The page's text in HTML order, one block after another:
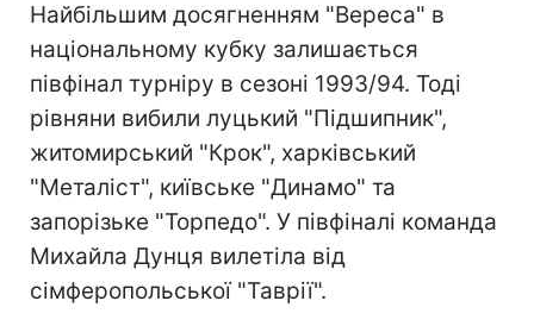
Найбільшим досягненням "Вереса" в
національному кубку залишається
півфінал турніру в сезоні 1993/94. Тоді
рівняни вибили луцький "Підшипник",
житомирський "Крок", харківський
"Металіст", київське "Динамо" та
запорізьке "Торпедо". У півфіналі команда
Михайла Дунця вилетіла від
сімферопольської "Таврії".